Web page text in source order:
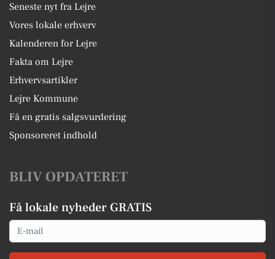
Seneste nyt fra Lejre
Vores lokale erhverv
Kalenderen for Lejre
Fakta om Lejre
Erhvervsartikler
Lejre Kommune
Få en gratis salgsvurdering
Sponsoreret indhold
BLIV OPDATERET
Få lokale nyheder GRATIS
Email